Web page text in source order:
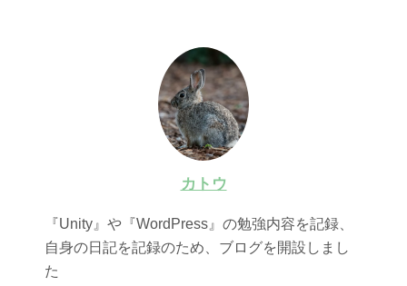
カトウ
『Unity』や『WordPress』の勉強内容を記録、
自身の日記を記録のため、ブログを開設しまし
た